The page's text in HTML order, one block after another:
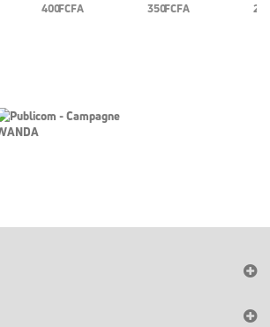
400 FCFA 350 FCFA